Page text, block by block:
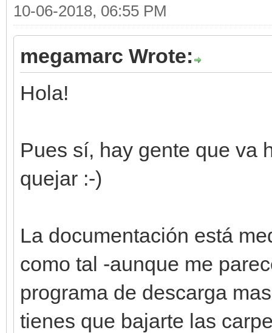
10-06-2018, 06:55 PM
megamarc Wrote:
Hola!
Pues sí, hay gente que va
quejar :-)
La documentación está
como tal -aunque me
programa de descarga
tienes que bajarte las